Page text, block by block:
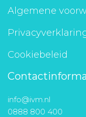
Algemene
Cookiebeleid
info@ivm.nl
0888 800 400